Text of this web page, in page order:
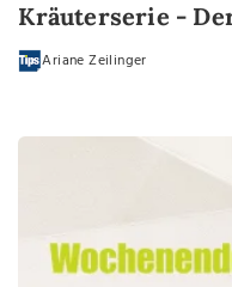
Kräuterserie -
Ariane Zeilinger